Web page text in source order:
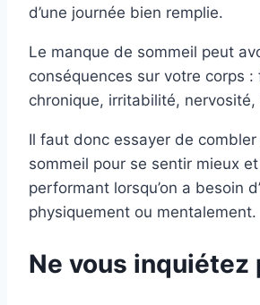
d’une journée bien remplie.
Le manque de sommeil peut
conséquences sur votre corps :
chronique, irritabilité, nervosité,
Il faut donc essayer de
sommeil pour se sentir mieux
performant lorsqu’on a besoin
physiquement ou mentalement.
Ne vous inquiétez